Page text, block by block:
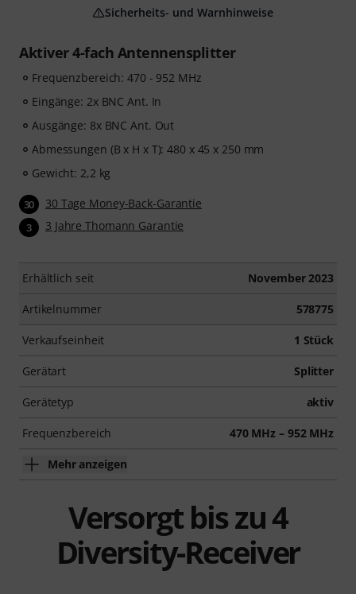
Aktiver 4-fach Antennensplitter
Frequenzbereich: 470 - 952 MHz
Eingänge: 2x BNC Ant. In
Ausgänge: 8x BNC Ant. Out
Abmessungen (B x H x T): 480 x 45 x 250 mm
Gewicht: 2,2 kg
30 30 Tage Money-Back-Garantie
3 3 Jahre Thomann Garantie
Erhältlich seit November 2023
Artikelnummer 578775
Verkaufseinheit 1 Stück
Gerätart Splitter
Gerätetyp aktiv
Frequenzbereich 470 MHz – 952 MHz
Mehr anzeigen
Sicherheits- und Warnhinweise
Versorgt bis zu 4
Diversity-Receiver